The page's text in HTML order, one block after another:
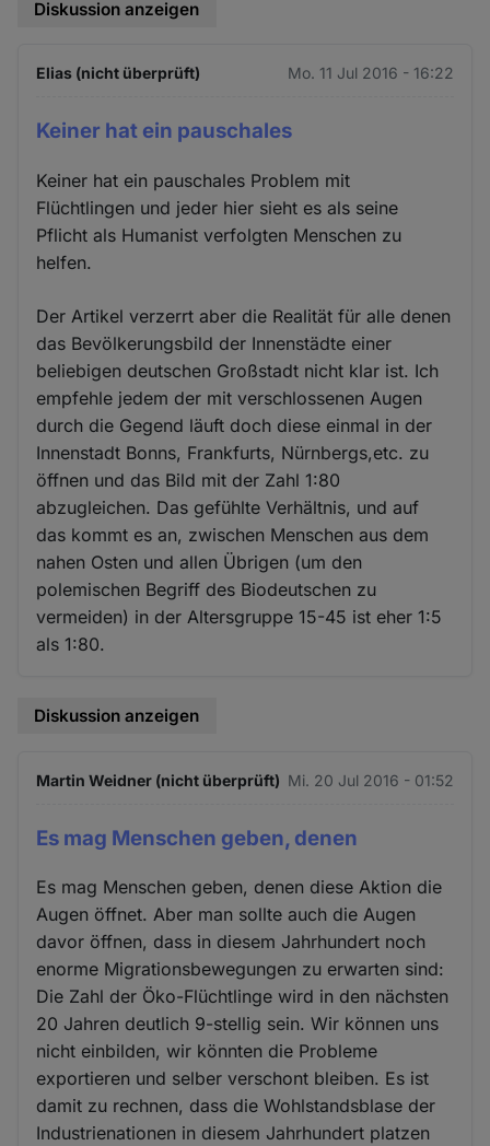
Diskussion anzeigen
Elias (nicht überprüft) Mo. 11 Jul 2016 - 16:22
Keiner hat ein pauschales
Keiner hat ein pauschales Problem mit
Flüchtlingen und jeder hier sieht es als seine
Pflicht als Humanist verfolgten Menschen zu
helfen.
Der Artikel verzerrt aber die Realität für alle denen
das Bevölkerungsbild der Innenstädte einer
beliebigen deutschen Großstadt nicht klar ist. Ich
empfehle jedem der mit verschlossenen Augen
durch die Gegend läuft doch diese einmal in der
Innenstadt Bonns, Frankfurts, Nürnbergs,etc. zu
öffnen und das Bild mit der Zahl 1:80
abzugleichen. Das gefühlte Verhältnis, und auf
das kommt es an, zwischen Menschen aus dem
nahen Osten und allen Übrigen (um den
polemischen Begriff des Biodeutschen zu
vermeiden) in der Altersgruppe 15-45 ist eher 1:5
als 1:80.
Diskussion anzeigen
Martin Weidner (nicht überprüft) Mi. 20 Jul 2016 - 01:52
Es mag Menschen geben, denen
Es mag Menschen geben, denen diese Aktion die
Augen öffnet. Aber man sollte auch die Augen
davor öffnen, dass in diesem Jahrhundert noch
enorme Migrationsbewegungen zu erwarten sind:
Die Zahl der Öko-Flüchtlinge wird in den nächsten
20 Jahren deutlich 9-stellig sein. Wir können uns
nicht einbilden, wir könnten die Probleme
exportieren und selber verschont bleiben. Es ist
damit zu rechnen, dass die Wohlstandsblase der
Industrienationen in diesem Jahrhundert platzen